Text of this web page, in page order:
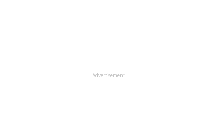
- Advertisement -